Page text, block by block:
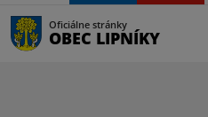
Oficiálne stránky
OBEC LIPNÍKY